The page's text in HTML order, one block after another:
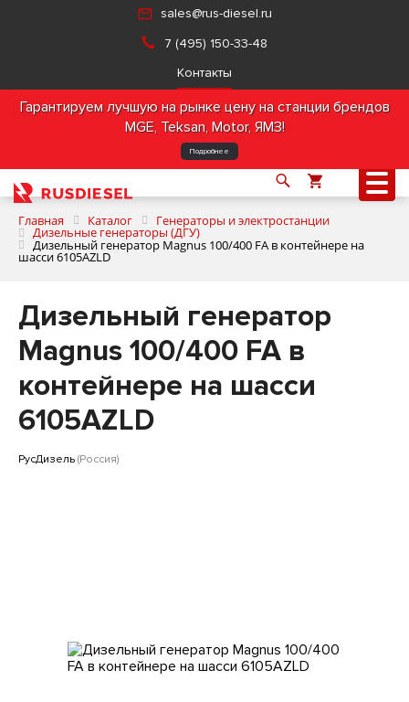
sales@rus-diesel.ru
7 (495) 150-33-48
Контакты
Гарантируем лучшую на рынке цену на станции брендов
MGE, Teksan, Motor, ЯМЗ!
Подробнее
Продукция
Клиентам
Главная Каталог Генераторы и электростанции
Дизельные генераторы (ДГУ)
Дизельный генератор Magnus 100/400 FA в контейнере на
шасси 6105AZLD
Дизельный генератор
Magnus 100/400 FA в
контейнере на шасси
6105AZLD
РусДизель (Россия)